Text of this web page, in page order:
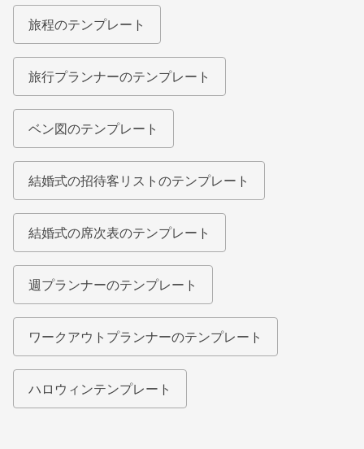
旅程のテンプレート
旅行プランナーのテンプレート
ベン図のテンプレート
結婚式の招待客リストのテンプレート
結婚式の席次表のテンプレート
週プランナーのテンプレート
ワークアウトプランナーのテンプレート
ハロウィンテンプレート